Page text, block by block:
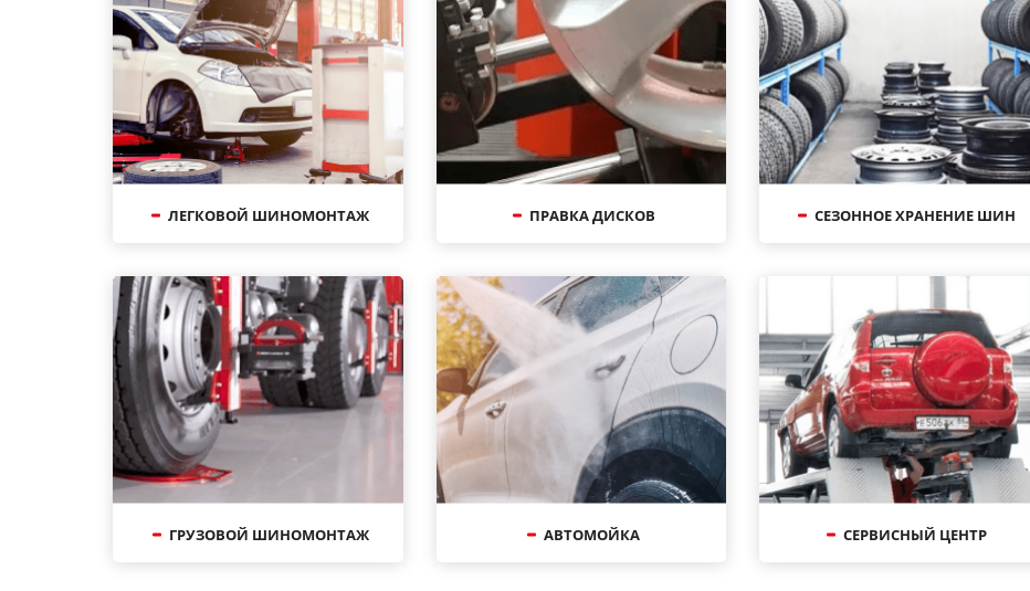
ЛЕГКОВОЙ ШИНОМОНТАЖ ПРАВКА ДИСКОВ СЕЗОННОЕ ХРАНЕНИЕ ШИН
ГРУЗОВОЙ ШИНОМОНТАЖ АВТОМОЙКА СЕРВИСНЫЙ ЦЕНТР